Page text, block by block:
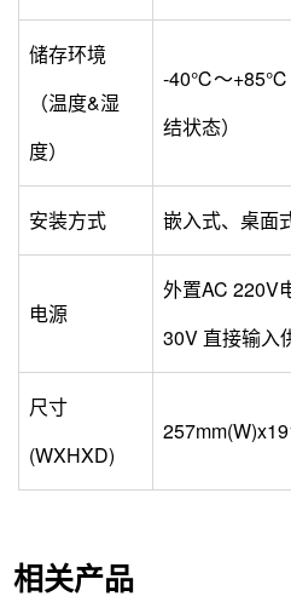
储存环境
（温度&湿
度）
-40℃～+85℃
结状态）
安装方式 嵌入式、桌面
电源
外置AC 220V
30V 直接输入
尺寸
(WXHXD)
相关产品